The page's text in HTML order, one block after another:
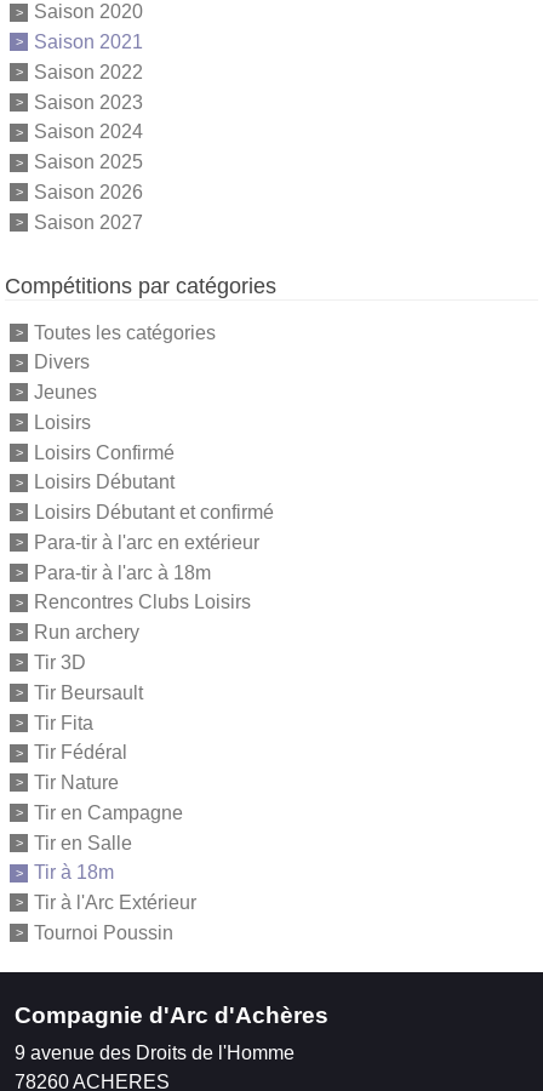
Saison 2020
Saison 2021
Saison 2022
Saison 2023
Saison 2024
Saison 2025
Saison 2026
Saison 2027
Compétitions par catégories
Toutes les catégories
Divers
Jeunes
Loisirs
Loisirs Confirmé
Loisirs Débutant
Loisirs Débutant et confirmé
Para-tir à l'arc en extérieur
Para-tir à l'arc à 18m
Rencontres Clubs Loisirs
Run archery
Tir 3D
Tir Beursault
Tir Fita
Tir Fédéral
Tir Nature
Tir en Campagne
Tir en Salle
Tir à 18m
Tir à l'Arc Extérieur
Tournoi Poussin
Compagnie d'Arc d'Achères
9 avenue des Droits de l'Homme
78260ACHERES